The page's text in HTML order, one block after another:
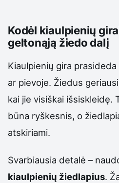
Kodėl kiaulpienių
geltonąją žiedo dalį
Kiaulpienių gira
ar pievoje. Žiedus
kai jie visiškai išsiskleidę.
būna ryškesnis, o
atskiriami.
Svarbiausia detalė –
kiaulpienių žiedlapius.